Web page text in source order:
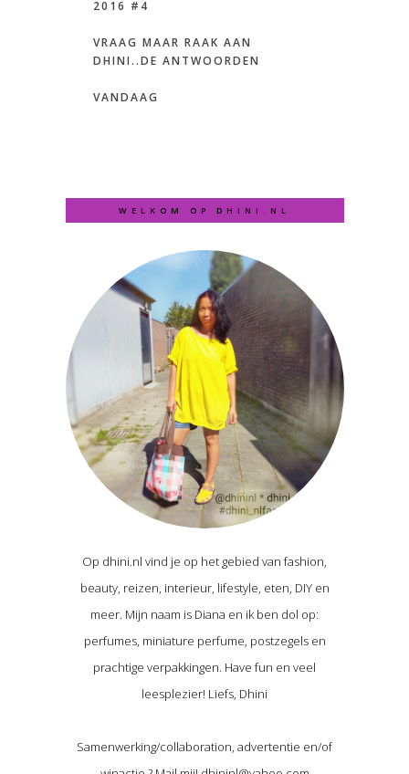
2016 #4
VRAAG MAAR RAAK AAN
DHINI..DE ANTWOORDEN
VANDAAG
WELKOM OP DHINI.NL
Op dhini.nl vind je op het gebied van fashion,
beauty, reizen, interieur, lifestyle, eten, DIY en
meer. Mijn naam is Diana en ik ben dol op:
perfumes, miniature perfume, postzegels en
prachtige verpakkingen. Have fun en veel
leesplezier! Liefs, Dhini
Samenwerking/collaboration, advertentie en/of